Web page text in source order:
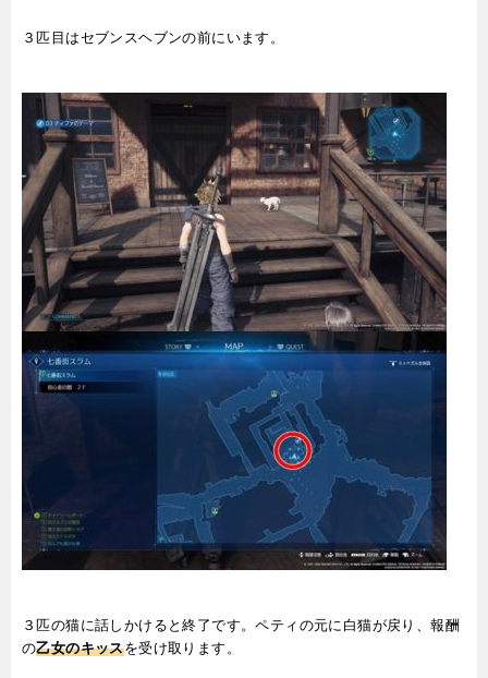
３匹目はセブンスヘブンの前にいます。
３匹の猫に話しかけると終了です。ペティの元に白猫が戻り、報酬
の乙女のキッスを受け取ります。